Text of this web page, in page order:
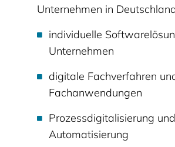
Unternehmen in
individuelle
Unternehmen
digitale Fachverfahren
Fachanwendungen
Prozessdigitalisierung und
Automatisierung